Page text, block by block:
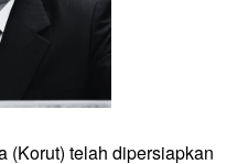
(Korut) telah dipersiapkan